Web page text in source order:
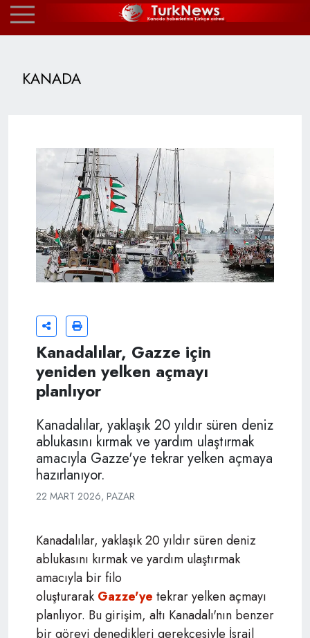
KANADA
Kanadalılar, Gazze için
yeniden yelken açmayı
planlıyor
Kanadalılar, yaklaşık 20 yıldır süren deniz
ablukasını kırmak ve yardım ulaştırmak
amacıyla Gazze'ye tekrar yelken açmaya
hazırlanıyor.
22 MART 2026, PAZAR
Kanadalılar, yaklaşık 20 yıldır süren deniz
ablukasını kırmak ve yardım ulaştırmak
amacıyla bir filo
oluşturarak Gazze'ye tekrar yelken açmayı
planlıyor. Bu girişim, altı Kanadalı'nın benzer
bir görevi denedikleri gerekçesiyle İsrail